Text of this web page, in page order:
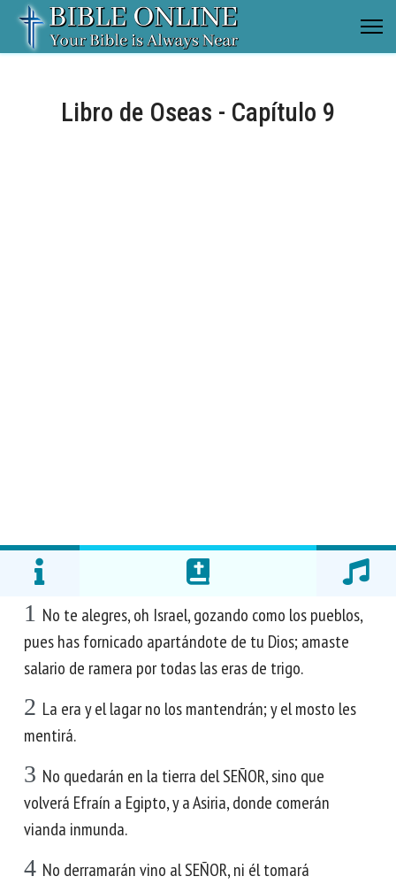
Libro de Oseas - Capítulo 9
1 No te alegres, oh Israel, gozando como los pueblos,
pues has fornicado apartándote de tu Dios; amaste
salario de ramera por todas las eras de trigo.
2 La era y el lagar no los mantendrán; y el mosto les
mentirá.
3 No quedarán en la tierra del SEÑOR, sino que
volverá Efraín a Egipto, y a Asiria, donde comerán
vianda inmunda.
4 No derramarán vino al SEÑOR, ni él tomará